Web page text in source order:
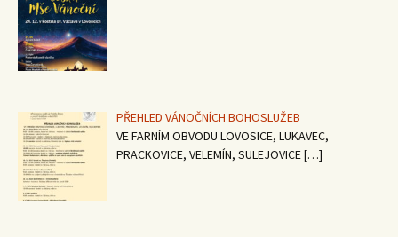
PŘEHLED VÁNOČNÍCH BOHOSLUŽEB
VE FARNÍM OBVODU LOVOSICE, LUKAVEC,
PRACKOVICE, VELEMÍN, SULEJOVICE[…]